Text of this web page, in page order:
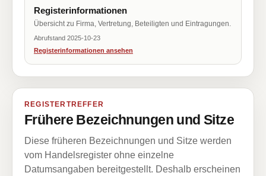
Registerinformationen
Übersicht zu Firma, Vertretung, Beteiligten und Eintragungen.
Abrufstand 2025-10-23
Registerinformationen ansehen
REGISTERTREFFER
Frühere Bezeichnungen und Sitze
Diese früheren Bezeichnungen und Sitze werden
vom Handelsregister ohne einzelne
Datumsangaben bereitgestellt. Deshalb erscheinen